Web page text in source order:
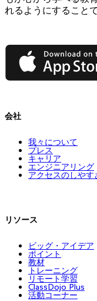
れるようにすることで
App Store
会社
我々について
プレス
キャリア
エンジニアリング
アクセスのしやす
リソース
ビッグ・アイデア
ポイント
教材
トレーニング
リモート学習
ClassDojo Plus
活動コーナー